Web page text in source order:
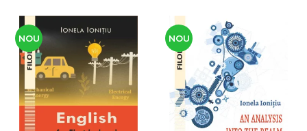
roumain et en français
pour les citoyens
étrangers
NOU NOU